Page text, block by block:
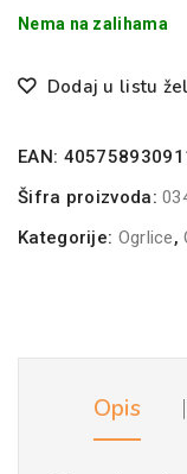
Nema na zalihama
Dodaj u listu
EAN:
Šifra proizvoda:
Kategorije: Ogrlice,
Opis